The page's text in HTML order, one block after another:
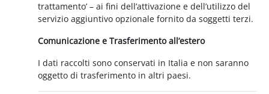
trattamento’ – ai fini dell’attivazione e dell’utilizzo del
servizio aggiuntivo opzionale fornito da soggetti terzi.
Comunicazione e Trasferimento all’estero
I dati raccolti sono conservati in Italia e non saranno
oggetto di trasferimento in altri paesi.